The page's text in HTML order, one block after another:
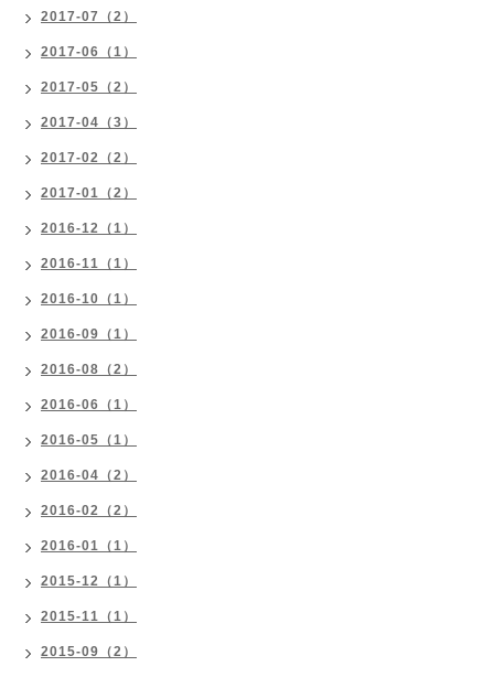
2017-07（2）
2017-06（1）
2017-05（2）
2017-04（3）
2017-02（2）
2017-01（2）
2016-12（1）
2016-11（1）
2016-10（1）
2016-09（1）
2016-08（2）
2016-06（1）
2016-05（1）
2016-04（2）
2016-02（2）
2016-01（1）
2015-12（1）
2015-11（1）
2015-09（2）